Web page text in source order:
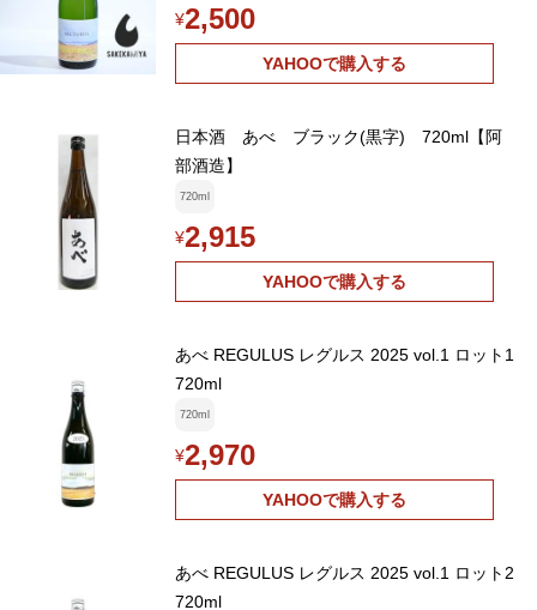
¥2,500
YAHOOで購入する
日本酒 あべ ブラック(黒字) 720ml【阿
部酒造】
720ml
¥2,915
YAHOOで購入する
あべ REGULUS レグルス 2025 vol.1 ロット1
720ml
720ml
¥2,970
YAHOOで購入する
あべ REGULUS レグルス 2025 vol.1 ロット2
720ml